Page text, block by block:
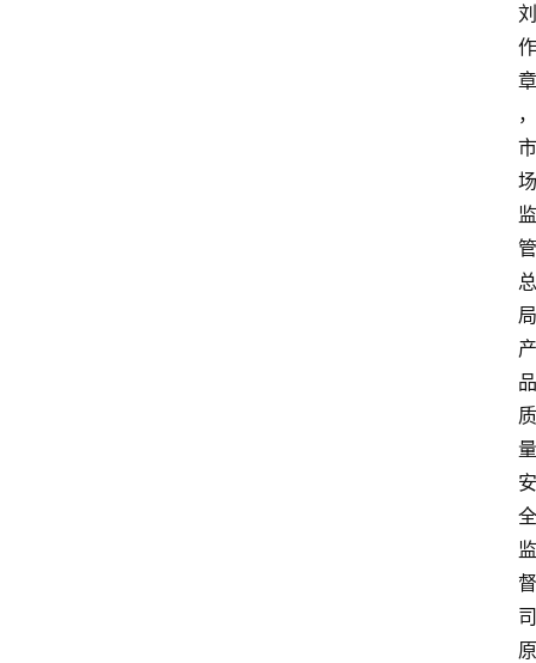
刘
作
章
，
市
场
监
管
总
局
产
品
质
量
安
全
监
督
司
原